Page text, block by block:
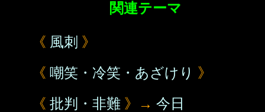
関連テーマ
《 風刺 》
《 嘲笑・冷笑・あざけり 》
《 批判・非難 》→ 今日